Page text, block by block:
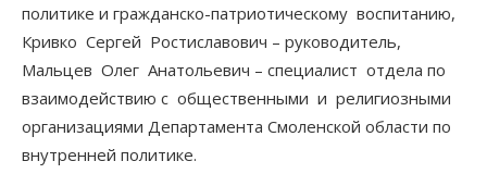
политике и гражданско-патриотическому воспитанию,
Кривко Сергей Ростиславович – руководитель,
Мальцев Олег Анатольевич – специалист отдела по
взаимодействию с общественными и религиозными
организациями Департамента Смоленской области по
внутренней политике.